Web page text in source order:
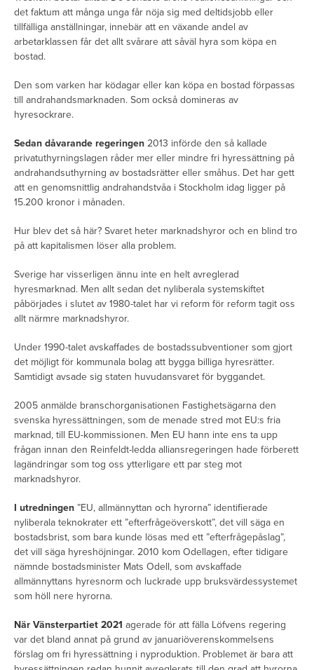
det faktum att många unga får nöja sig med deltidsjobb eller
tillfälliga anställningar, innebär att en växande andel av
arbetarklassen får det allt svårare att såväl hyra som köpa en
bostad.
Den som varken har ködagar eller kan köpa en bostad förpassas
till andrahandsmarknaden. Som också domineras av
hyresockrare.
Sedan dåvarande regeringen 2013 införde den så kallade
privatuthyrningslagen råder mer eller mindre fri hyressättning på
andrahandsuthyrning av bostadsrätter eller småhus. Det har gett
att en genomsnittlig andrahandstvåa i Stockholm idag ligger på
15.200 kronor i månaden.
Hur blev det så här? Svaret heter marknadshyror och en blind tro
på att kapitalismen löser alla problem.
Sverige har visserligen ännu inte en helt avreglerad
hyresmarknad. Men allt sedan det nyliberala systemskiftet
påbörjades i slutet av 1980-talet har vi reform för reform tagit oss
allt närmre marknadshyror.
Under 1990-talet avskaffades de bostadssubventioner som gjort
det möjligt för kommunala bolag att bygga billiga hyresrätter.
Samtidigt avsade sig staten huvudansvaret för byggandet.
2005 anmälde branschorganisationen Fastighetsägarna den
svenska hyressättningen, som de menade stred mot EU:s fria
marknad, till EU-kommissionen. Men EU hann inte ens ta upp
frågan innan den Reinfeldt-ledda alliansregeringen hade förberett
lagändringar som tog oss ytterligare ett par steg mot
marknadshyror.
I utredningen ”EU, allmännyttan och hyrorna” identifierade
nyliberala teknokrater ett ”efterfrågeöverskott”, det vill säga en
bostadsbrist, som bara kunde lösas med ett ”efterfrågepåslag”,
det vill säga hyreshöjningar. 2010 kom Odellagen, efter tidigare
nämnde bostadsminister Mats Odell, som avskaffade
allmännyttans hyresnorm och luckrade upp bruksvärdessystemet
som höll nere hyrorna.
När Vänsterpartiet 2021 agerade för att fälla Löfvens regering
var det bland annat på grund av januariöverenskommelsens
förslag om fri hyressättning i nyproduktion. Problemet är bara att